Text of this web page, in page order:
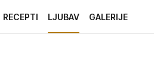
RECEPTI LJUBAV GALERIJE